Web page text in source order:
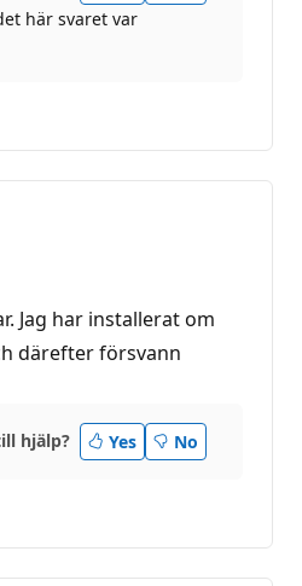
här svaret var
Jag har installerat om
därefter försvann
hjälp? Yes No